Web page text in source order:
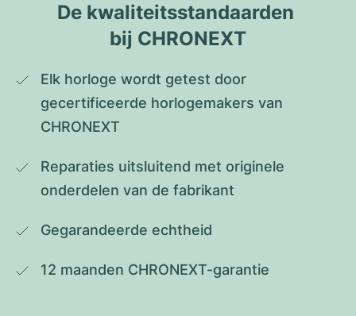
De kwaliteitsstandaarden
bij CHRONEXT
Elk horloge wordt getest door
gecertificeerde horlogemakers van
CHRONEXT
Reparaties uitsluitend met originele
onderdelen van de fabrikant
Gegarandeerde echtheid
12 maanden CHRONEXT-garantie